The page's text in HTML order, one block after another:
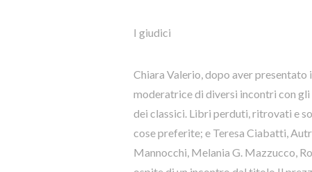
I giudici
Chiara Valerio, dopo aver
moderatrice di diversi incontri con
dei classici. Libri perduti, ritrovati e
cose preferite; e Teresa Ciabatti,
Mannocchi, Melania G. Mazzucco,